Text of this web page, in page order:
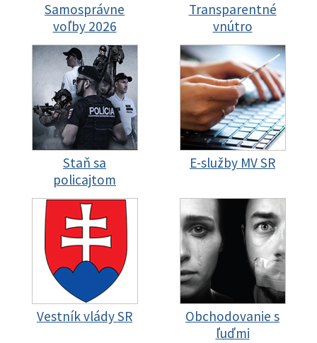
Samosprávne
voľby 2026
Transparentné
vnútro
Staň sa
policajtom
E-služby MV SR
Vestník vlády SR
Obchodovanie s
ľuďmi